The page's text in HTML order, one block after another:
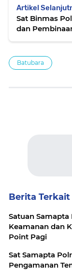
Artikel
Sat Binmas
dan
Batubara
Berita Terkait
Satuan
Keamanan dan
Point Pagi
Sat Samapta
Pengamanan